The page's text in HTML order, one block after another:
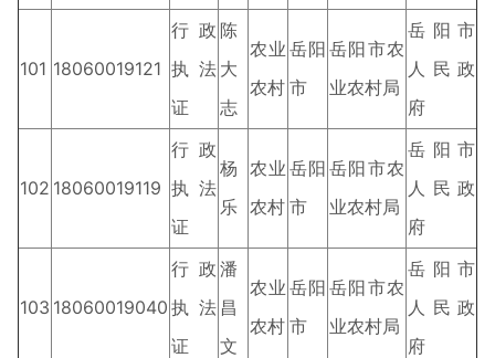
101 18060019121
行政
执法
证
陈
大
志
农业
农村
岳阳
市
岳阳市农
业农村局
岳阳市
人民政
府
102 18060019119
行政
执法
证
杨
乐
农业
农村
岳阳
市
岳阳市农
业农村局
岳阳市
人民政
府
103 18060019040
行政
执法
证
潘
昌
文
农业
农村
岳阳
市
岳阳市农
业农村局
岳阳市
人民政
府